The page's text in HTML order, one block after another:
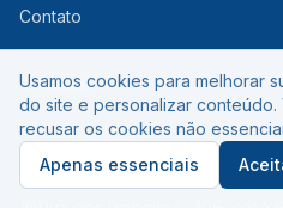
Contato
Contato
contato@atados.com.br
+55 11 94824-0050
Usamos cookies para melhorar
do site e personalizar
recusar os cookies não
Apenas essenciais